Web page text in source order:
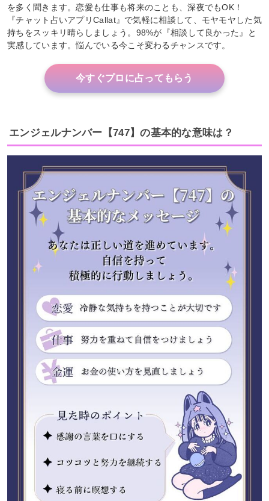
を多く聞きます。恋愛も仕事も将来のことも、深夜でもOK！
『チャット占いアプリCallat』で気軽に相談して、モヤモヤした気
持ちをスッキリ晴らしましょう。98%が『相談して良かった』と
実感しています。悩んでいる今こそ変わるチャンスです。
今すぐプロに占ってもらう
エンジェルナンバー【747】の基本的な意味は？